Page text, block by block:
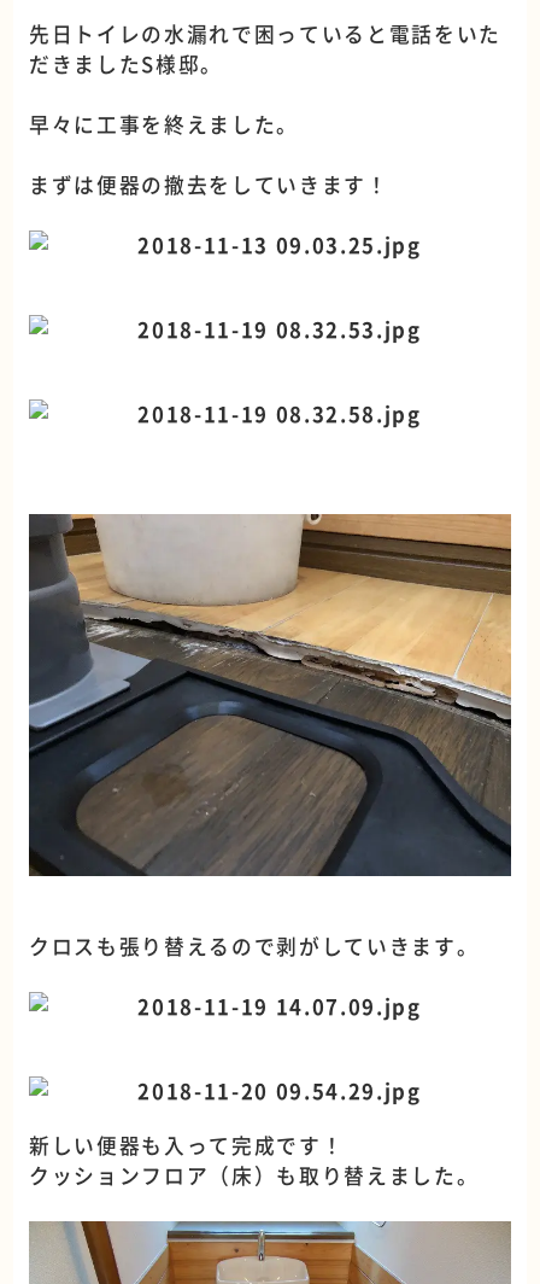
先日トイレの水漏れで困っていると電話をいた
だきましたS様邸。
早々に工事を終えました。
まずは便器の撤去をしていきます！
クロスも張り替えるので剥がしていきます。
新しい便器も入って完成です！
クッションフロア（床）も取り替えました。